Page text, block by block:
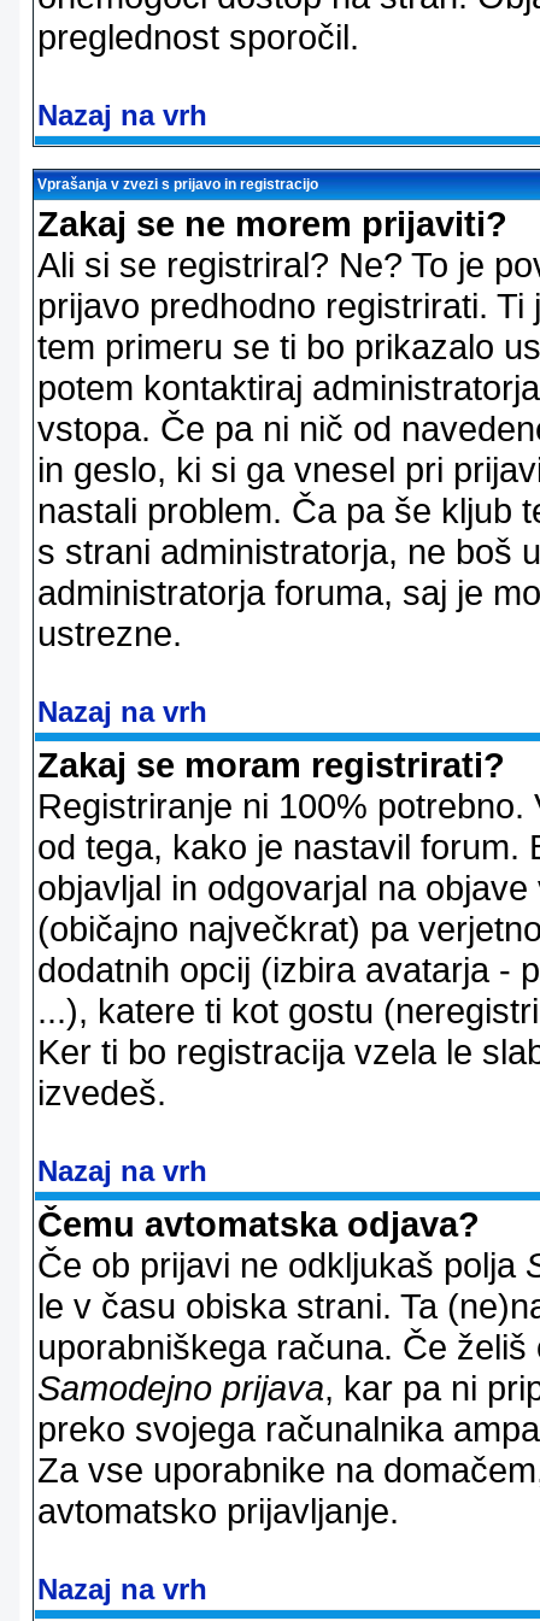
preglednost sporočil.
Nazaj na vrh
Vprašanja v zvezi s prijavo in registracijo
Zakaj se ne morem prijaviti?
Ali si se registriral? Ne? To je
prijavo predhodno registrirati.
tem primeru se ti bo prikazalo
potem kontaktiraj
vstopa. Če pa ni nič od
in geslo, ki si ga vnesel pri
nastali problem. Ča pa še kljub
s strani administratorja, ne boš
administratorja foruma, saj je
ustrezne.
Nazaj na vrh
Zakaj se moram registrirati?
Registriranje ni 100%
od tega, kako je nastavil forum.
objavljal in odgovarjal na
(običajno največkrat) pa
dodatnih opcij (izbira avatarja -
...), katere ti kot gostu
Ker ti bo registracija vzela le
izvedeš.
Nazaj na vrh
Čemu avtomatska odjava?
Če ob prijavi ne odkljukaš polja
le v času obiska strani. Ta
uporabniškega računa. Če
Samodejno prijava, kar pa ni
preko svojega računalnika
Za vse uporabnike na
avtomatsko prijavljanje.
Nazaj na vrh